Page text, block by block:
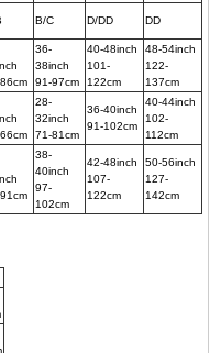
B/C D/DD DD
36-
38inch
91-97cm
40-48inch
101-
122cm
48-54inch
122-
137cm
28-
32inch
71-81cm
36-40inch
91-102cm
40-44inch
102-
112cm
38-
40inch
97-
102cm
42-48inch
107-
122cm
50-56inch
127-
142cm